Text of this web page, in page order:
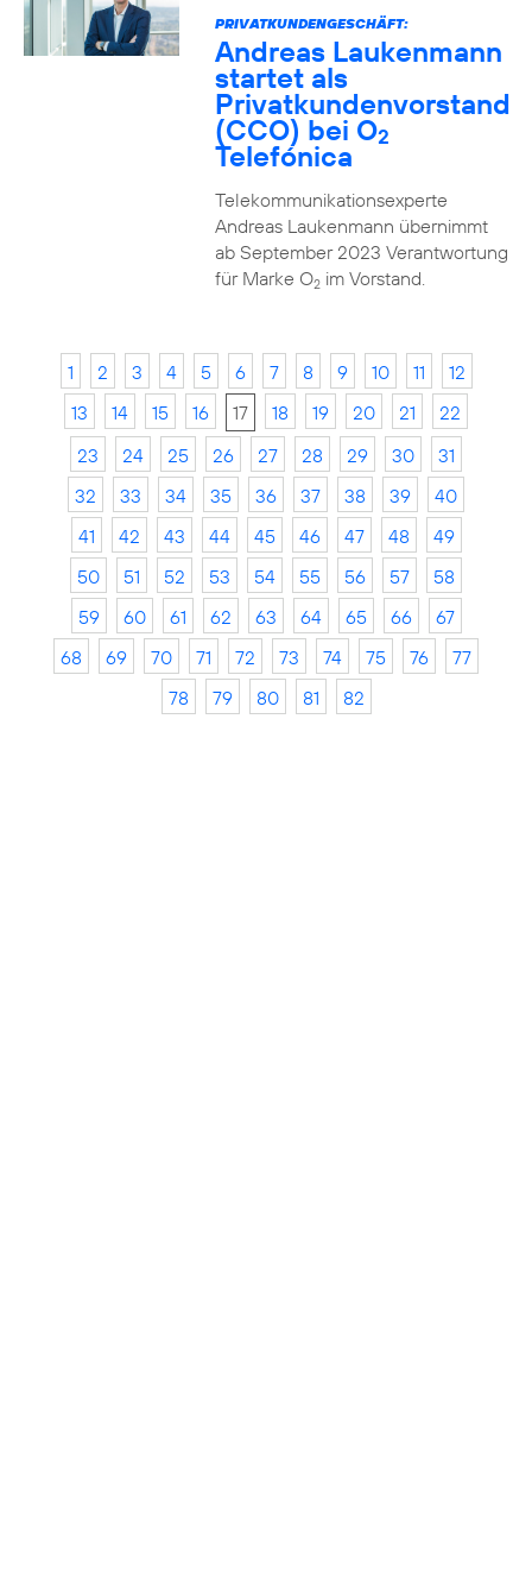
PRIVATKUNDENGESCHÄFT:
Andreas Laukenmann
startet als
Privatkundenvorstand
(CCO) bei O2
Telefónica
Telekommunikationsexperte
Andreas Laukenmann übernimmt
ab September 2023 Verantwortung
für Marke O2im Vorstand.
1 2 3 4 5 6 7 8 9 10 11
12
13
14 15 16 17 18 19 20 21
22
23
24 25 26 27 28 29 30
31
32
33 34 35 36 37 38 39
40
41
42 43 44 45 46 47 48
49
50
51 52 53 54 55 56 57
58
59
60 61 62 63 64 65 66
67
68
69 70 71 72 73 74 75 76
77
78
79 80 81 82